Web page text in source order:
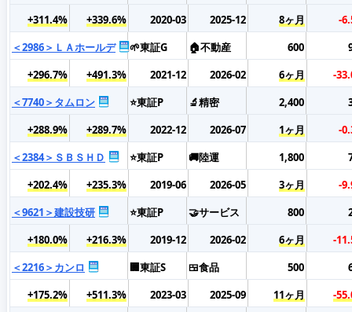
+311.4%
+339.6% 2020-03 2025-12 8ヶ月
-
＜2986＞ＬＡホールデ
🌱東証G 🏠不動産 600
+296.7%
+491.3% 2021-12 2026-02 6ヶ月
-
＜7740＞タムロン
⭐東証P 🔬精密 2,400
+288.9%
+289.7% 2022-12 2026-07 1ヶ月
-
＜2384＞ＳＢＳＨＤ
⭐東証P 🚚陸運 1,800
+202.4%
+235.3% 2019-06 2026-05 3ヶ月
-
＜9621＞建設技研
⭐東証P 🤝サービス 800
+180.0%
+216.3% 2019-12 2026-02 6ヶ月
-
＜2216＞カンロ
🏢東証S 🍱食品 500
+175.2%
+511.3% 2023-03 2025-09 11ヶ月
-